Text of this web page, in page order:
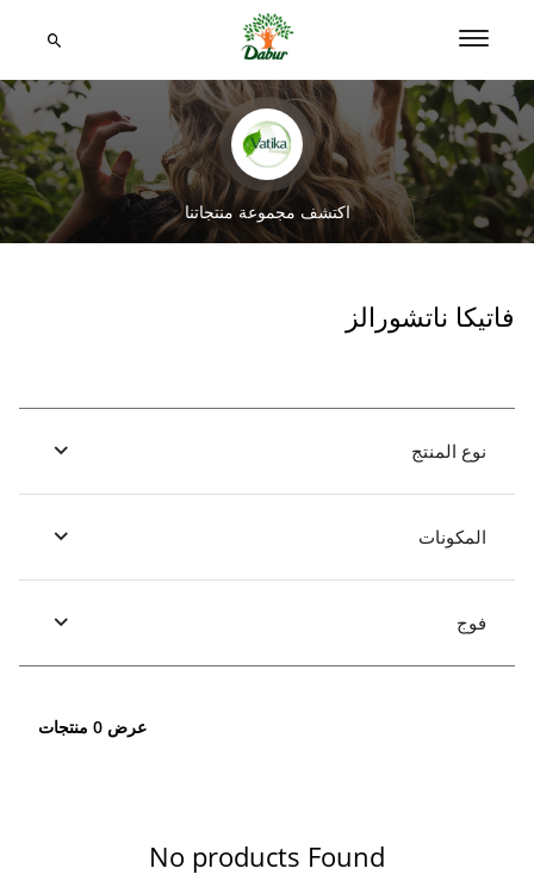
اكتشف مجموعة منتجاتنا
فاتيكا ناتشورالز
نوع المنتج
المكونات
فوج
عرض 0 منتجات
No products Found